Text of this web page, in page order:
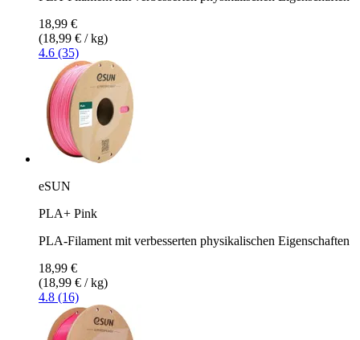
18,99 €
(18,99 € / kg)
4.6 (35)
eSUN
PLA+ Pink
PLA-Filament mit verbesserten physikalischen Eigenschaften
18,99 €
(18,99 € / kg)
4.8 (16)